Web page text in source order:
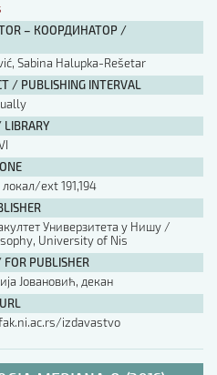
– КООРДИНАТОР /
Sabina Halupka-Rešetar
PUBLISHING INTERVAL
локал/ext 191,194
Универзитета у Нишу /
University of Nis
PUBLISHER
Јовановић, декан
izdavastvo